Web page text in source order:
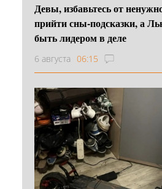
Девы, избавьтесь от
прийти сны-подсказки, а
быть лидером в деле
6 августа 06:15